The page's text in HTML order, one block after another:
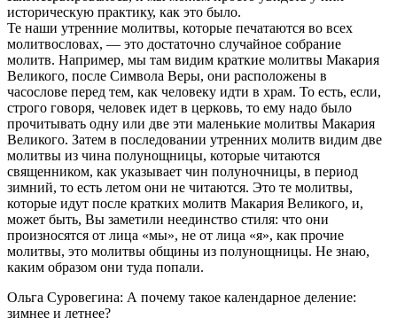
историческую практику, как это было.
Те наши утренние молитвы, которые печатаются во всех
молитвословах, — это достаточно случайное собрание
молитв. Например, мы там видим краткие молитвы Макария
Великого, после Символа Веры, они расположены в
часослове перед тем, как человеку идти в храм. То есть, если,
строго говоря, человек идет в церковь, то ему надо было
прочитывать одну или две эти маленькие молитвы Макария
Великого. Затем в последовании утренних молитв видим две
молитвы из чина полунощницы, которые читаются
священником, как указывает чин полуночницы, в период
зимний, то есть летом они не читаются. Это те молитвы,
которые идут после кратких молитв Макария Великого, и,
может быть, Вы заметили неединство стиля: что они
произносятся от лица «мы», не от лица «я», как прочие
молитвы, это молитвы общины из полунощницы. Не знаю,
каким образом они туда попали.
Ольга Суровегина: А почему такое календарное деление:
зимнее и летнее?